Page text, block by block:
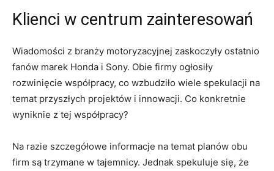
Klienci‌ w centrum zainteresowań
Wiadomości z branży motoryzacyjnej zaskoczyły ‍ostatnio
fanów marek Honda​ i Sony. Obie firmy ogłosiły
rozwinięcie współpracy, co wzbudziło ⁣wiele spekulacji na
​temat przyszłych projektów​ i innowacji. Co konkretnie
⁣wyniknie z tej współpracy?
Na⁣ razie szczegółowe informacje na⁤ temat planów obu⁤
firm są trzymane ⁤w tajemnicy. ‌Jednak​ spekuluje się, że